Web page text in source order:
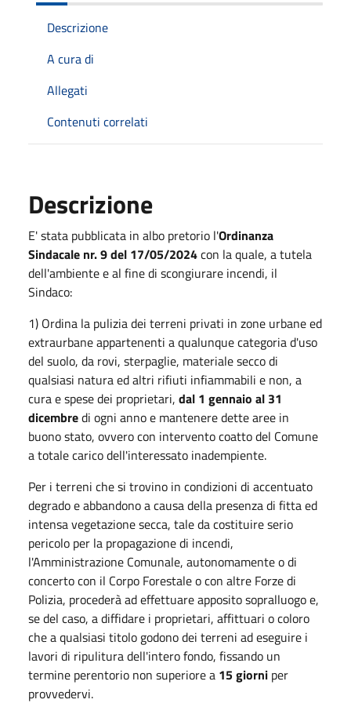
Descrizione
A cura di
Allegati
Contenuti correlati
Descrizione
E' stata pubblicata in albo pretorio l'Ordinanza
Sindacale nr. 9 del 17/05/2024con la quale, a tutela
dell'ambiente e al fine di scongiurare incendi, il
Sindaco:
1) Ordina la pulizia dei terreni privati in zone urbane ed
extraurbane appartenenti a qualunque categoria d'uso
del suolo, da rovi, sterpaglie, materiale secco di
qualsiasi natura ed altri rifiuti infiammabili e non, a
cura e spese dei proprietari, dal 1 gennaio al 31
dicembredi ogni anno e mantenere dette aree in
buono stato, ovvero con intervento coatto del Comune
a totale carico dell'interessato inadempiente.
Per i terreni che si trovino in condizioni di accentuato
degrado e abbandono a causa della presenza di fitta ed
intensa vegetazione secca, tale da costituire serio
pericolo per la propagazione di incendi,
l'Amministrazione Comunale, autonomamente o di
concerto con il Corpo Forestale o con altre Forze di
Polizia, procederà ad effettuare apposito sopralluogo e,
se del caso, a diffidare i proprietari, affittuari o coloro
che a qualsiasi titolo godono dei terreni ad eseguire i
lavori di ripulitura dell'intero fondo, fissando un
termine perentorio non superiore a 15 giorni per
provvedervi.